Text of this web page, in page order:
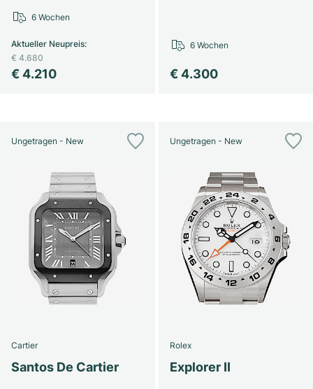
€ 4.210
Aktueller Neupreis:
€ 4.680
6 Wochen
€ 4.300
6 Wochen
Ungetragen - New
Cartier
Santos De Cartier
Ungetragen - New
Rolex
Explorer II